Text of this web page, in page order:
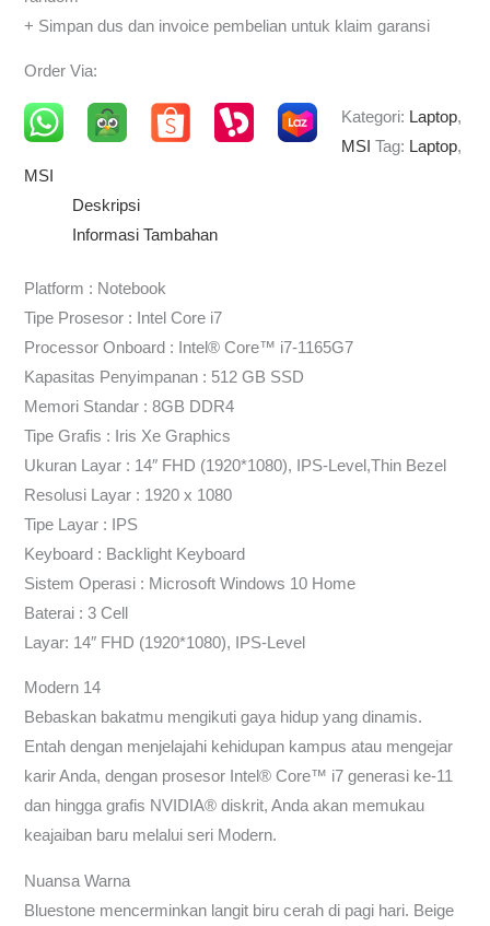
+ Simpan dus dan invoice pembelian untuk klaim garansi
Order Via:
Kategori: Laptop,
MSI Tag: Laptop,
MSI
Deskripsi
Informasi Tambahan
Platform : Notebook
Tipe Prosesor : Intel Core i7
Processor Onboard : Intel® Core™ i7-1165G7
Kapasitas Penyimpanan : 512 GB SSD
Memori Standar : 8GB DDR4
Tipe Grafis : Iris Xe Graphics
Ukuran Layar : 14″ FHD (1920*1080), IPS-Level,Thin Bezel
Resolusi Layar : 1920 x 1080
Tipe Layar : IPS
Keyboard : Backlight Keyboard
Sistem Operasi : Microsoft Windows 10 Home
Baterai : 3 Cell
Layar: 14″ FHD (1920*1080), IPS-Level
Modern 14
Bebaskan bakatmu mengikuti gaya hidup yang dinamis.
Entah dengan menjelajahi kehidupan kampus atau mengejar
karir Anda, dengan prosesor Intel® Core™ i7 generasi ke-11
dan hingga grafis NVIDIA® diskrit, Anda akan memukau
keajaiban baru melalui seri Modern.
Nuansa Warna
Bluestone mencerminkan langit biru cerah di pagi hari. Beige